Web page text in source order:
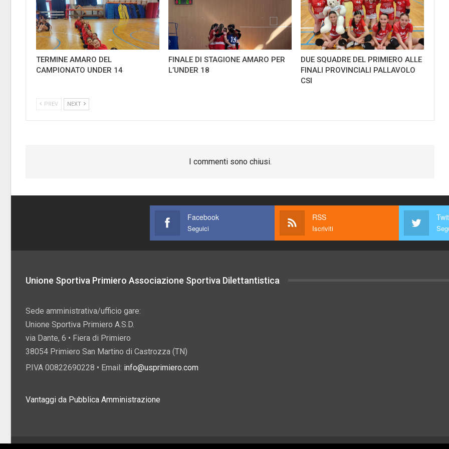
TERMINE AMARO DEL
CAMPIONATO UNDER 14
FINALE DI STAGIONE AMARO PER
L’UNDER 18
DUE SQUADRE DEL PRIMIERO ALLE
FINALI PROVINCIALI PALLAVOLO
CSI
PREV NEXT
I commenti sono chiusi.
Facebook
Seguici
RSS
Iscriviti
Unione Sportiva Primiero Associazione Sportiva Dilettantistica
Sede amministrativa/ufficio gare:
Unione Sportiva Primiero A.S.D.
via Dante, 6 • Fiera di Primiero
38054 Primiero San Martino di Castrozza (TN)
P.IVA 00822690228 • Email: info@usprimiero.com
Vantaggi da Pubblica Amministrazione